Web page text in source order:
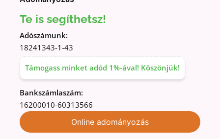
Te is segíthetsz!
Adószámunk:
18241343-1-43
Támogass minket adód 1%-ával! Köszönjük!
Bankszámlaszám:
16200010-60313566
Online adományozás